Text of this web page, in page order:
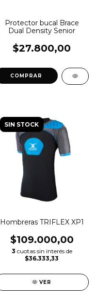
Protector bucal Brace
Dual Density Senior
$27.800,00
COMPRAR
SIN STOCK
Hombreras TRIFLEX XP1
$109.000,00
3 cuotas sin interés de
$36.333,33
VER